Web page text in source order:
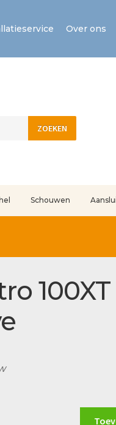
Over ons
ZOEKEN
Schouwen